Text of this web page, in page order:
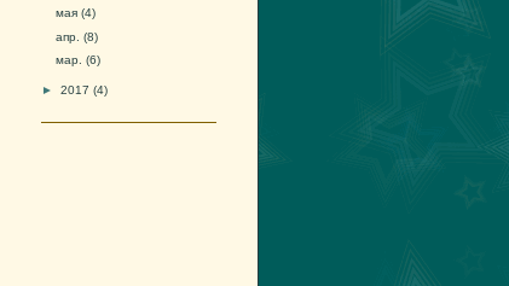
мая (4)
апр. (8)
мар. (6)
► 2017 (4)